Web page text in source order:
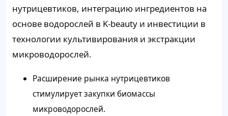
нутрицевтиков, интеграцию ингредиентов на
основе водорослей в K-beauty и инвестиции в
технологии культивирования и экстракции
микроводорослей.
Расширение рынка нутрицевтиков
стимулирует закупки биомассы
микроводорослей.